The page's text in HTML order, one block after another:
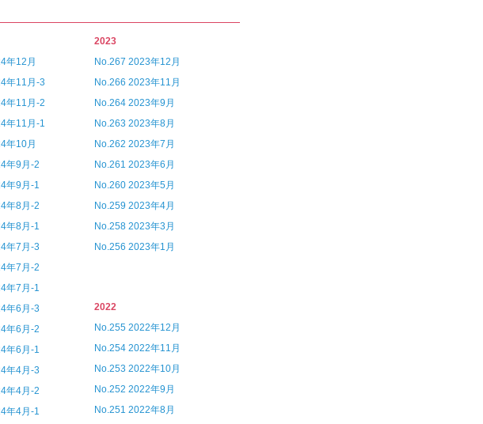
年12月
年11月-3
年11月-2
年11月-1
年10月
年9月-2
年9月-1
年8月-2
年8月-1
年7月-3
年7月-2
年7月-1
年6月-3
年6月-2
年6月-1
年4月-3
年4月-2
年4月-1
2023
No.267 2023年12月
No.266 2023年11月
No.264 2023年9月
No.263 2023年8月
No.262 2023年7月
No.261 2023年6月
No.260 2023年5月
No.259 2023年4月
No.258 2023年3月
No.256 2023年1月
2022
No.255 2022年12月
No.254 2022年11月
No.253 2022年10月
No.252 2022年9月
No.251 2022年8月